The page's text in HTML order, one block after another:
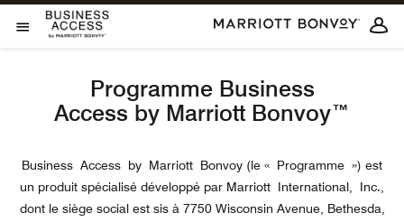
Skip to Content
Programme Business
Access by Marriott Bonvoy™
Business Access by Marriott Bonvoy (le « Programme ») est
un produit spécialisé développé par Marriott International, Inc.,
dont le siège social est sis à 7750 Wisconsin Avenue, Bethesda,